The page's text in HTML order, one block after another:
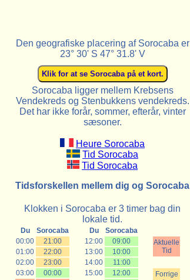
Den geografiske placering af Sorocaba er
23° 30' S 47° 31.8' V
Sorocaba ligger mellem Krebsens
Vendekreds og Stenbukkens vendekreds.
Det har ikke forår, sommer, efterår, vinter
sæsoner.
Heure Sorocaba
Tid Sorocaba
Tid Sorocaba
Tidsforskellen mellem dig og Sorocaba
Klokken i Sorocaba er 3 timer bag din
lokale tid.
Du Sorocaba Du
Sorocaba
00:00
21:00 12:00 09:00
Aktuelle
Tid
01:00 22:00 13:00
10:00
02:00
23:00 14:00
11:00
03:00
00:00 15:00 12:00
Forrige